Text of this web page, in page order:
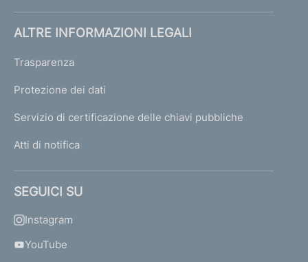
ALTRE INFORMAZIONI LEGALI
Trasparenza
Protezione dei dati
Servizio di certificazione delle chiavi pubbliche
Atti di notifica
SEGUICI SU
Instagram
YouTube